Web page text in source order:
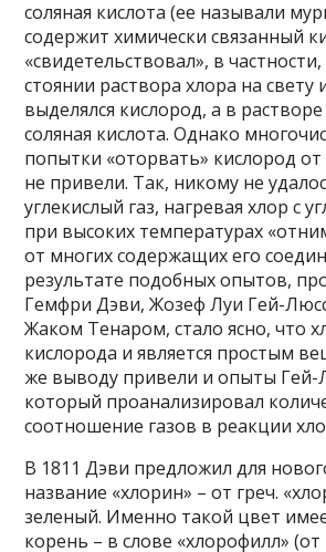
соляная кислота (ее называли
содержит химически связанный
«свидетельствовал», в
стоянии раствора хлора на свету
выделялся кислород, а в
соляная кислота. Однако
попытки «оторвать» кислород
не привели. Так, никому не
углекислый газ, нагревая хлор с
при высоких температурах
от многих содержащих его
результате подобных опытов,
Гемфри Дэви, Жозеф Луи Гей-
Жаком Тенаром, стало ясно, что
кислорода и является простым
же выводу привели и опыты Гей-
который проанализировал
соотношение газов в реакции
В 1811 Дэви предложил для
название «хлорин» – от греч.
зеленый. Именно такой цвет
корень – в слове «хлорофилл» (от